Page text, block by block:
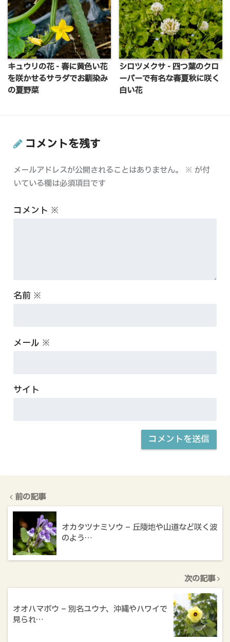
キュウリの花 - 春に黄色い花
を咲かせるサラダでお馴染み
の夏野菜
シロツメクサ - 四つ葉のクロ
ーバーで有名な春夏秋に咲く
白い花
コメントを残す
メールアドレスが公開されることはありません。 ※ が付
いている欄は必須項目です
コメント ※
名前 ※
メール ※
サイト
前の記事
オカタツナミソウ – 丘陵地や山道など咲く波
のよう…
次の記事
オオハマボウ – 別名ユウナ、沖縄やハワイで
見られ…